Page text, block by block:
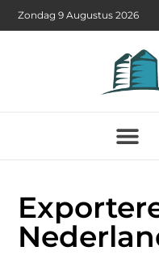
Zondag 9 Augustus 2026